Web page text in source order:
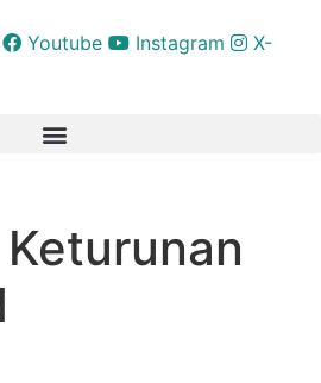
Youtube Instagram
X-